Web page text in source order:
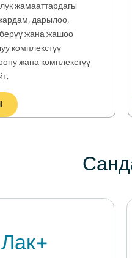
жамааттардагы
дарылоо,
жана жашоо
комплекстүү
жана комплекстүү